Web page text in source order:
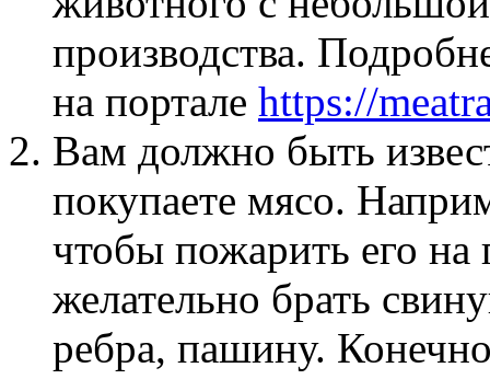
производства.
на портале https://
Вам должно быть
покупаете мясо.
чтобы пожарить его на
желательно брать
ребра, пашину.